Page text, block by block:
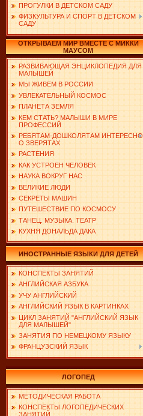
ПРОГУЛКИ В ДЕТСКОМ САДУ
ФИЗКУЛЬТУРА И СПОРТ В ДЕТСКОМ
САДУ
ОТКРЫВАЕМ МИР ВМЕСТЕ С МИККИ
МАУСОМ
РАЗВИВАЮЩАЯ ЭНЦИКЛОПЕДИЯ ДЛЯ
МАЛЫШЕЙ
МЫ ЖИВЕМ В РОССИИ
УВЛЕКАТЕЛЬНЫЙ КОСМОС
ПЛАНЕТА ЗЕМЛЯ
КЕМ СТАТЬ? МАЛЫШИ В МИРЕ
ПРОФЕССИЙ
РЕБЯТАМ-ДОШКОЛЯТАМ ИНТЕРЕСНО
О ЗВЕРЯТАХ
РАСТЕНИЯ
КАК УСТРОЕН ЧЕЛОВЕК
НАУКА ВОКРУГ НАС
ВЕЛИКИЕ ЛЮДИ
СЕКРЕТЫ МАШИН
ПУТЕШЕСТВИЕ ПО КОСМОСУ
ТАНЕЦ. МУЗЫКА. ТЕАТР
КУХНЯ ДОНАЛЬДА ДАКА
ИНОСТРАННЫЕ ЯЗЫКИ ДЛЯ ДЕТЕЙ
КОНСПЕКТЫ ЗАНЯТИЙ
АНГЛИЙСКАЯ АЗБУКА
УЧУ АНГЛИЙСКИЙ
АНГЛИЙСКИЙ ЯЗЫК В КАРТИНКАХ
ЦИКЛ ЗАНЯТИЙ "АНГЛИЙСКИЙ ЯЗЫК
ДЛЯ МАЛЫШЕЙ"
ЗАНЯТИЯ ПО НЕМЕЦКОМУ ЯЗЫКУ
ФРАНЦУЗСКИЙ ЯЗЫК
ЛОГОПЕД
МЕТОДИЧЕСКАЯ РАБОТА
КОНСПЕКТЫ ЛОГОПЕДИЧЕСКИХ
ЗАНЯТИЙ